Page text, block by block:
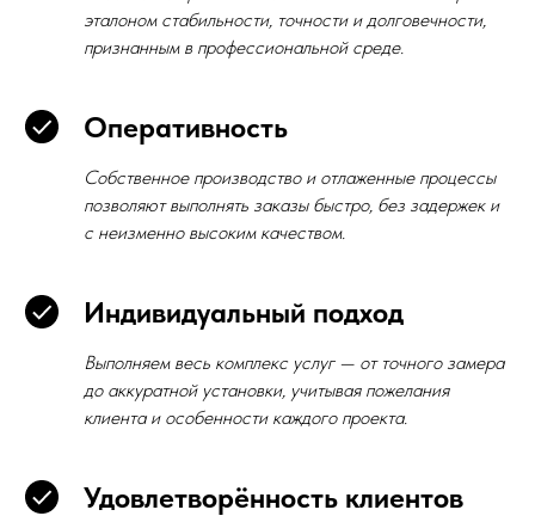
эталоном стабильности, точности и долговечности,
признанным в профессиональной среде.
Оперативность
Собственное производство и отлаженные процессы
позволяют выполнять заказы быстро, без задержек и
с неизменно высоким качеством.
Индивидуальный подход
Выполняем весь комплекс услуг — от точного замера
до аккуратной установки, учитывая пожелания
клиента и особенности каждого проекта.
Удовлетворённость клиентов